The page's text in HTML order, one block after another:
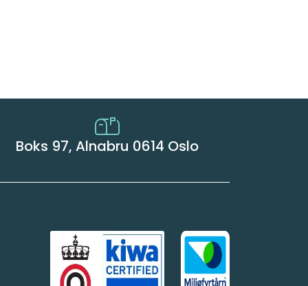
Boks 97, Alnabru 0614 Oslo